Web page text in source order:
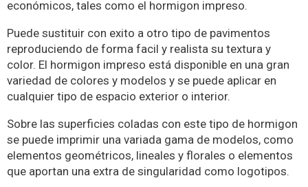
económicos, tales como el hormigon impreso.
Puede sustituir con exito a otro tipo de pavimentos
reproduciendo de forma facil y realista su textura y
color. El hormigon impreso está disponible en una gran
variedad de colores y modelos y se puede aplicar en
cualquier tipo de espacio exterior o interior.
Sobre las superficies coladas con este tipo de hormigon
se puede imprimir una variada gama de modelos, como
elementos geométricos, lineales y florales o elementos
que aportan una extra de singularidad como logotipos.